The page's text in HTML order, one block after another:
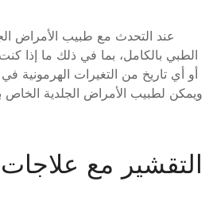
عند التحدث مع طبيب الأمراض
الطبي بالكامل، بما في ذلك ما إذا
أو أي تاريخ من التغيرات الهرمونية
ويمكن لطبيب الأمراض الجلدية
التقشير مع